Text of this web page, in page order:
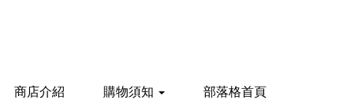
商店介紹 購物須知 部落格首頁